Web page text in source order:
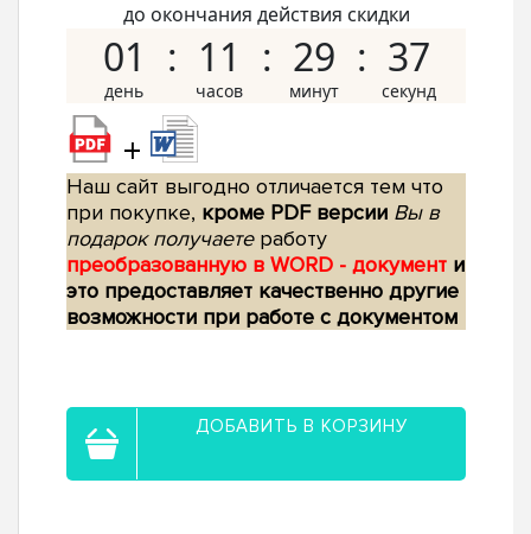
до окончания действия скидки
01 11 29 36
+
Наш сайт выгодно отличается тем что
при покупке, кроме PDF версии Вы в
подарок получаетеработу
преобразованную в WORD - документ и
это предоставляет качественно другие
возможности при работе с документом
ДОБАВИТЬ В КОРЗИНУ